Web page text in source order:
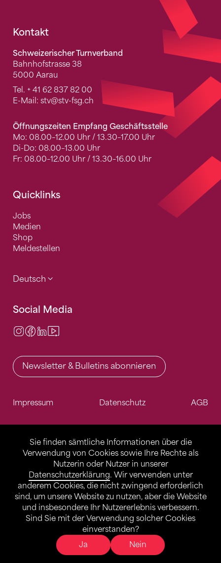
Sie finden sämtliche Informationen über die
Verwendung von Cookies sowie Ihre Rechte als
Nutzerin oder Nutzer in unserer
Datenschutzerklärung. Wir verwenden unter
anderem Cookies, die nicht zwingend erforderlich
sind, um unsere Website zu nutzen, aber die Website
und insbesondere Ihr Nutzererlebnis verbessern.
Sind Sie mit der Verwendung solcher Cookies
einverstanden?
Ja
Nein
Fusszeile
Kontakt
Schweizerischer Turnverband
Bahnhofstrasse 38
5000 Aarau
Tel. + 41 62 837 82 00
E-Mail: stv@stv-fsg.ch
Öffnungszeiten Empfang Geschäftsstelle
Mo: 08.00–12.00 Uhr / 13.30–17.00 Uhr
Di-Do: 08.00–13.00 Uhr
Fr: 08.00–12.00 Uhr / 13.30–16.00 Uhr
Quicklinks
Jobs
Medien
Shop
Meldestellen
Deutsch
Social Media
Instagram
Facebook
LinkedIn
Newsletter & Bulletins abonnieren
Impressum Datenschutz AGB